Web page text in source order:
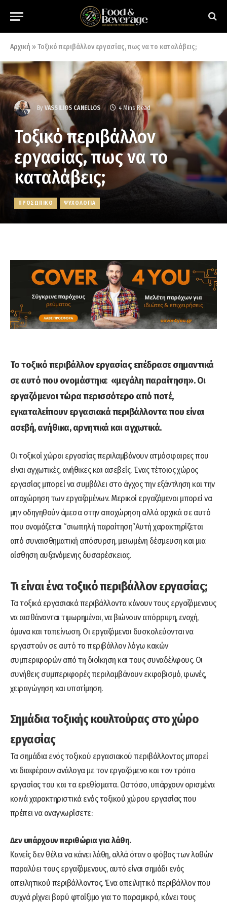
Αρχική »Τοξικό περιβάλλον εργασίας, πως να το καταλάβεις;
By VASSILIOS CANELLOS 4 Mins Read
Τοξικό περιβάλλον
εργασίας, πως να το
καταλάβεις;
ΠΡΟΣΩΠΙΚΟ ΨΥΧΟΛΟΓΙΑ
Το τοξικό περιβάλλον εργασίας επέδρασε σημαντικά
σε αυτό που ονομάστηκε «μεγάλη παραίτηση». Οι
εργαζόμενοι τώρα περισσότερο από ποτέ,
εγκαταλείπουν εργασιακά περιβάλλοντα που είναι
ασεβή, ανήθικα, αρνητικά και αγχωτικά.
Οι τοξικοί χώροι εργασίας περιλαμβάνουν ατμόσφαιρες που
είναι αγχωτικές, ανήθικες και ασεβείς. Ένας τέτοιος χώρος
εργασίας μπορεί να συμβάλει στο άγχος την εξάντληση και την
αποχώρηση των εργαζομένων. Μερικοί εργαζόμενοι μπορεί να
μην οδηγηθούν άμεσα στην αποχώρηση αλλά αρχικά σε αυτό
που ονομάζεται “σιωπηλή παραίτηση”Αυτή χαρακτηρίζεται
από συναισθηματική απόσυρση, μειωμένη δέσμευση και μια
αίσθηση αυξανόμενης δυσαρέσκειας.
Τι είναι ένα τοξικό περιβάλλον εργασίας;
Τα τοξικά εργασιακά περιβάλλοντα κάνουν τους εργαζόμενους
να αισθάνονται τιμωρημένοι, να βιώνουν απόρριψη, ενοχή,
άμυνα και ταπείνωση. Οι εργαζόμενοι δυσκολεύονται να
εργαστούν σε αυτό το περιβάλλον λόγω κακών
συμπεριφορών από τη διοίκηση και τους συναδέλφους. Οι
συνήθεις συμπεριφορές περιλαμβάνουν εκφοβισμό, φωνές,
χειραγώγηση και υποτίμηση.
Σημάδια τοξικής κουλτούρας στο χώρο
εργασίας
Τα σημάδια ενός τοξικού εργασιακού περιβάλλοντος μπορεί
να διαφέρουν ανάλογα με τον εργαζόμενο και τον τρόπο
εργασίας του και τα ερεθίσματα. Ωστόσο, υπάρχουν ορισμένα
κοινά χαρακτηριστικά ενός τοξικού χώρου εργασίας που
πρέπει να αναγνωρίσετε:
Δεν υπάρχουν περιθώρια για λάθη.
Κανείς δεν θέλει να κάνει λάθη, αλλά όταν ο φόβος των λαθών
παραλύει τους εργαζόμενους, αυτό είναι σημάδι ενός
απειλητικού περιβάλλοντος. Ένα απειλητικό περιβάλλον που
συχνά ρίχνει βαρύ φταίξιμο για το παραμικρό, κάνει τους